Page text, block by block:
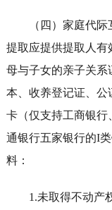
（四）家庭代
提取应提供提取人有
母与子女的亲子关系
本、收养登记证、公
卡（仅支持工商银行
通银行五家银行的I
料：
1.未取得不动产